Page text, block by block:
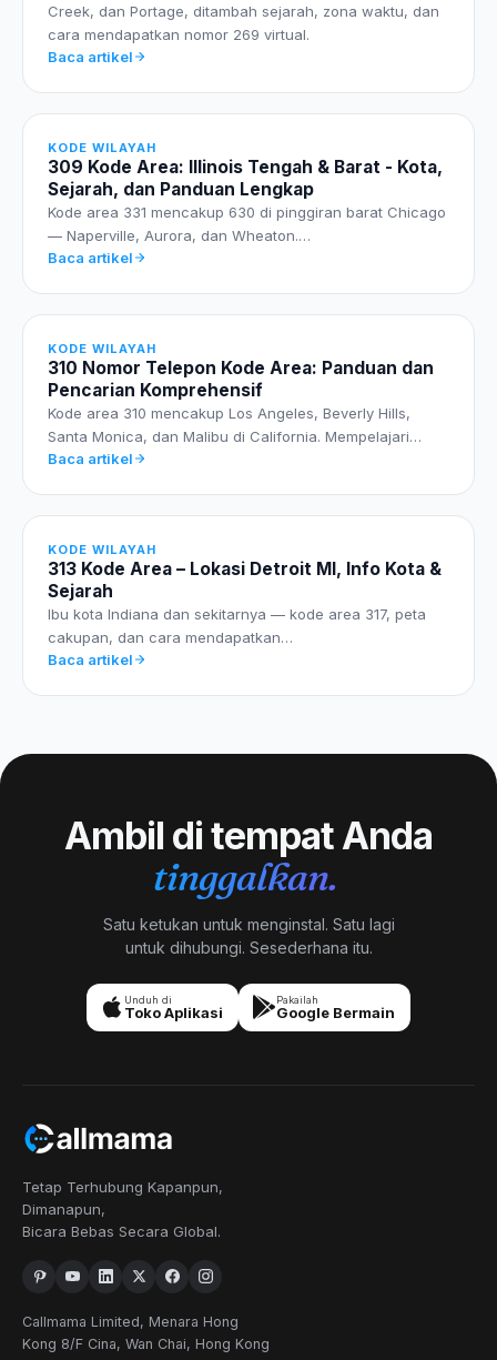
Creek, dan Portage, ditambah sejarah, zona waktu, dan
cara mendapatkan nomor 269 virtual.
Baca artikel
KODE WILAYAH
309 Kode Area: Illinois Tengah & Barat - Kota,
Sejarah, dan Panduan Lengkap
Kode area 331 mencakup 630 di pinggiran barat Chicago
— Naperville, Aurora, dan Wheaton.…
Baca artikel
KODE WILAYAH
310 Nomor Telepon Kode Area: Panduan dan
Pencarian Komprehensif
Kode area 310 mencakup Los Angeles, Beverly Hills,
Santa Monica, dan Malibu di California. Mempelajari…
Baca artikel
KODE WILAYAH
313 Kode Area – Lokasi Detroit MI, Info Kota &
Sejarah
Ibu kota Indiana dan sekitarnya — kode area 317, peta
cakupan, dan cara mendapatkan…
Baca artikel
Ambil di tempat Anda
tinggalkan.
Satu ketukan untuk menginstal. Satu lagi
untuk dihubungi. Sesederhana itu.
Unduh di
Toko Aplikasi
Pakailah
Google Bermain
Tetap Terhubung Kapanpun,
Dimanapun,
Bicara Bebas Secara Global.
Callmama Limited, Menara Hong
Kong 8/F Cina, Wan Chai, Hong Kong